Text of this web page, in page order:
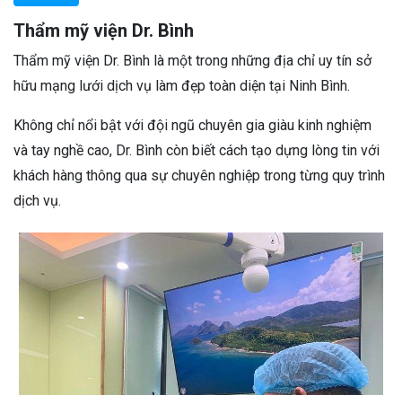
Thẩm mỹ viện Dr. Bình
Thẩm mỹ viện Dr. Bình là một trong những địa chỉ uy tín sở
hữu mạng lưới dịch vụ làm đẹp toàn diện tại Ninh Bình.
Không chỉ nổi bật với đội ngũ chuyên gia giàu kinh nghiệm
và tay nghề cao, Dr. Bình còn biết cách tạo dựng lòng tin với
khách hàng thông qua sự chuyên nghiệp trong từng quy trình
dịch vụ.